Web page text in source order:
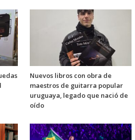
Nuevos libros con obra de
maestros de guitarra popular
uruguaya, legado que nació de
oído